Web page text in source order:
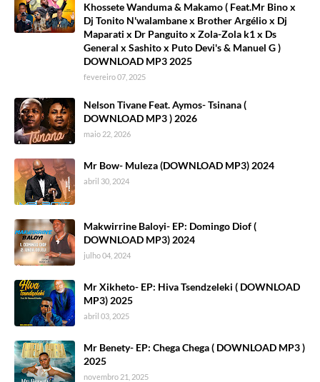
Khossete Wanduma & Makamo ( Feat.Mr Bino x
Dj Tonito N'walambane x Brother Argélio x Dj
Maparati x Dr Panguito x Zola-Zola k1 x Ds
General x Sashito x Puto Devi's & Manuel G )
DOWNLOAD MP3 2025
fevereiro 07, 2025
Nelson Tivane Feat. Aymos- Tsinana (
DOWNLOAD MP3 ) 2026
maio 22, 2026
Mr Bow- Muleza (DOWNLOAD MP3) 2024
abril 30, 2024
Makwirrine Baloyi- EP: Domingo Diof (
DOWNLOAD MP3) 2024
julho 04, 2024
Mr Xikheto- EP: Hiva Tsendzeleki ( DOWNLOAD
MP3) 2025
abril 03, 2025
Mr Benety- EP: Chega Chega ( DOWNLOAD MP3 )
2025
novembro 21, 2025